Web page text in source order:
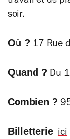
soir.
Où ? 17 Rue
Quand ? Du
Combien ?
Billetterie ici